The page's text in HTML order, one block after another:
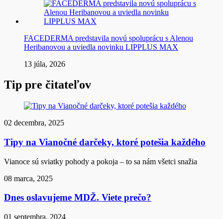
FACEDERMA predstavila novú spoluprácu s Alenou
Heribanovou a uviedla novinku LIPPLUS MAX
13 júla, 2026
Tip pre čitateľov
02 decembra, 2025
Tipy na Vianočné darčeky, ktoré potešia každého
Vianoce sú sviatky pohody a pokoja – to sa nám všetci snažia
08 marca, 2025
Dnes oslavujeme MDŽ. Viete prečo?
01 septembra, 2024